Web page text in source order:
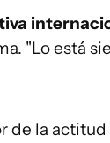
"Lo está
de la